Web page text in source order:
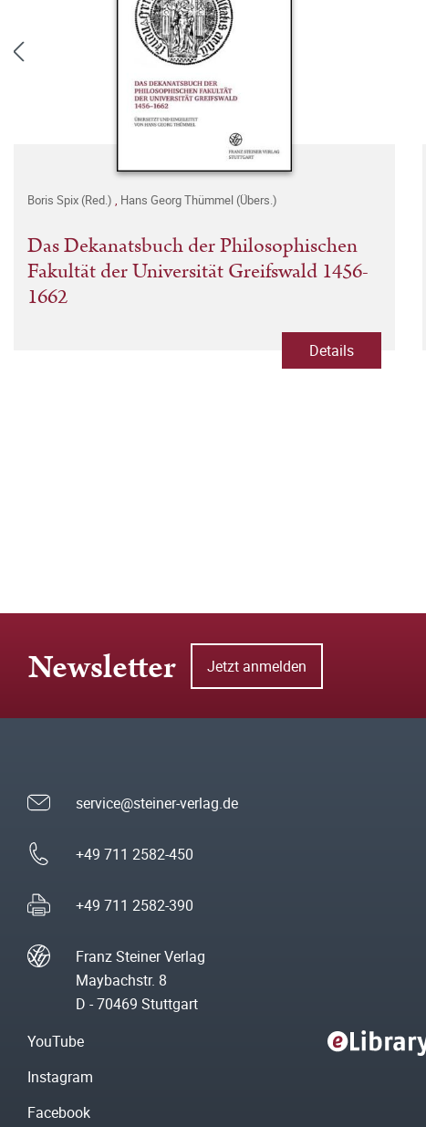
Boris Spix (Red.) Hans Georg Thümmel (Übers.)
Das Dekanatsbuch der Philosophischen
Fakultät der Universität Greifswald 1456-
1662
Details
Newsletter Jetzt anmelden
service@steiner-verlag.de
+49 711 2582-450
+49 711 2582-390
Franz Steiner Verlag
Maybachstr. 8
D - 70469 Stuttgart
YouTube
Instagram
Facebook